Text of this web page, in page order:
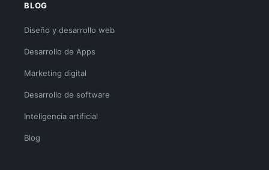
BLOG
Diseño y desarrollo web
Desarrollo de Apps
Marketing digital
Desarrollo de software
Inteligencia artificial
Blog